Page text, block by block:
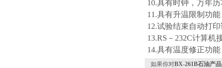
10.具有时钟，万年
11.具有升温限制功
12.试验结束自动打
13.RS－232C计算
14.具有温度修正功
如果你对BX-261B石油产